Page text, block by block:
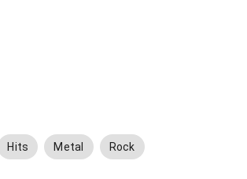
Hits Metal Rock